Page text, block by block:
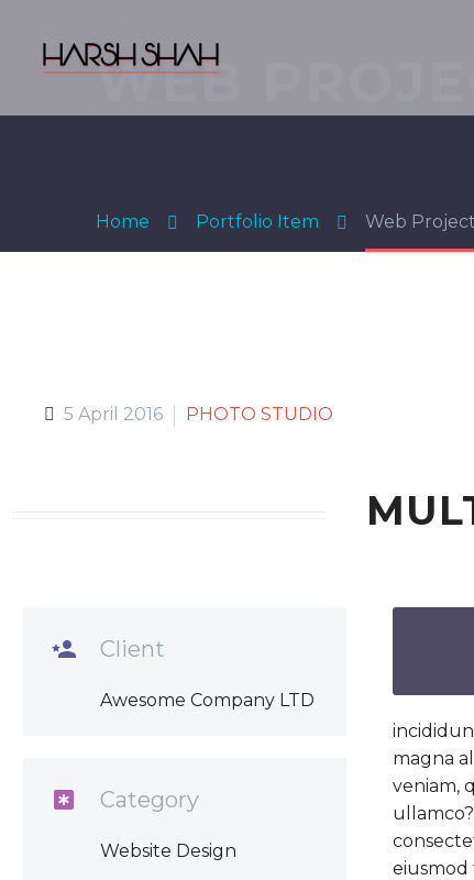
WEB
Home Portfolio Item Web Project
5 April 2016 PHOTO STUDIO
 Client
Awesome Company LTD
 Category
Website Design
magna
veniam,